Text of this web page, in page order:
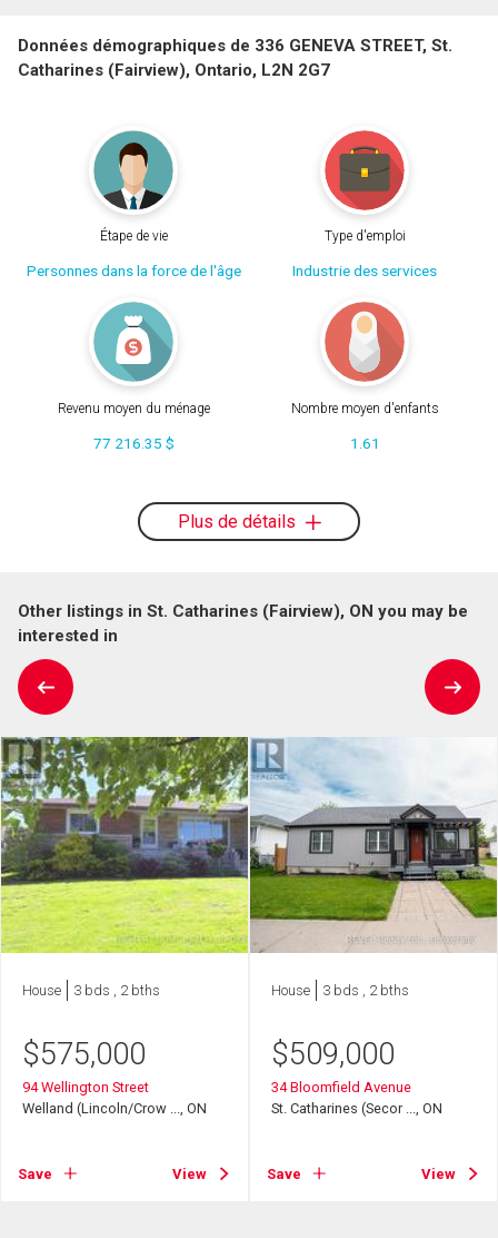
Données démographiques de 336 GENEVA STREET, St.
Catharines (Fairview), Ontario, L2N 2G7
Étape de vie
Personnes dans la force de l'âge
Type d'emploi
Industrie des services
Revenu moyen du ménage
77 216.35 $
Nombre moyen d'enfants
1.61
Plus de détails
Other listings in St. Catharines (Fairview), ON you may be
interested in
House 3 bds , 2 bths
$575,000
94 Wellington Street
Welland (Lincoln/Crow ..., ON
Save View
House 3 bds , 2 bths
$509,000
34 Bloomfield Avenue
St. Catharines (Secor ..., ON
Save View